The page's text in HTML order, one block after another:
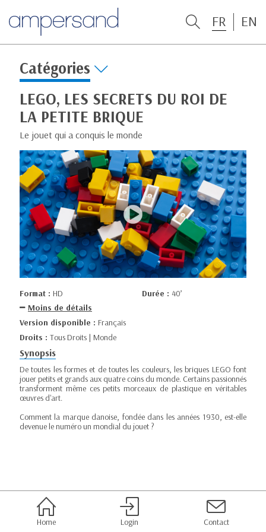
FR EN
Catégories
LEGO, LES SECRETS DU ROI DE
LA PETITE BRIQUE
Le jouet qui a conquis le monde
Format : HD Durée : 40’
Moins de détails
Version disponible : Français
Droits : Tous Droits | Monde
Synopsis
De toutes les formes et de toutes les couleurs, les briques LEGO font
jouer petits et grands aux quatre coins du monde. Certains passionnés
transforment même ces petits morceaux de plastique en véritables
œuvres d'art.
Comment la marque danoise, fondée dans les années 1930, est-elle
devenue le numéro un mondial du jouet ?
Home Login Contact